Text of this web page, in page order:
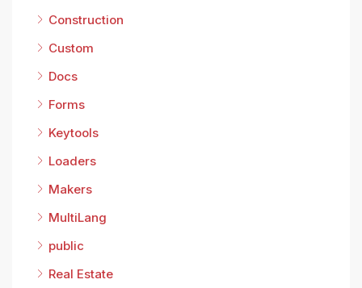
Construction
Custom
Docs
Forms
Keytools
Loaders
Makers
MultiLang
public
Real Estate